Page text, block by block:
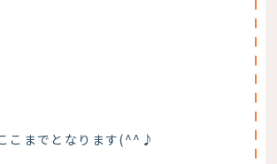
こまでとなります(^^♪